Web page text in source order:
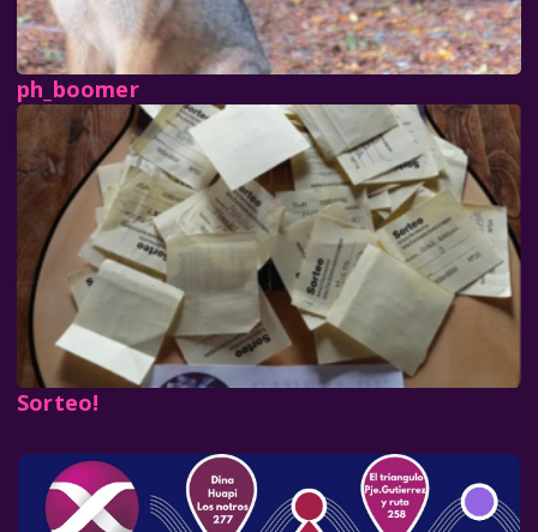
ph_boomer
Sorteo!